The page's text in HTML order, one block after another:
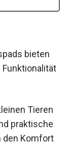
bieten
Tieren
praktische
den Komfort